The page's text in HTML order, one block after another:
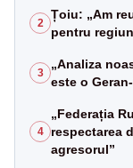
2
Țoiu: „Am
pentru
3
„Analiza
este o
4
„Federația
respectarea
agresorul”